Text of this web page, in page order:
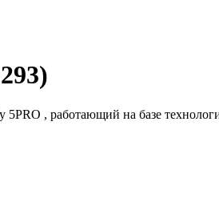
, работающий на базе